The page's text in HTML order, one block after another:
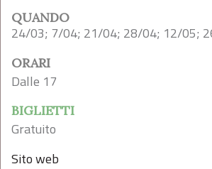
QUANDO
24/03; 7/04; 21/04; 28/04; 12/05;
ORARI
Dalle 17
BIGLIETTI
Gratuito
Sito web